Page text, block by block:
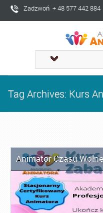
Zadzwoń + 48 577 442 884
Tag Archives: Kurs
Animator Czasu